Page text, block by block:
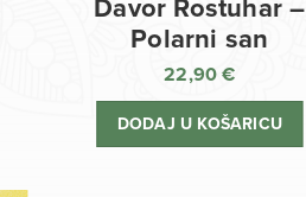
Davor Rostuhar –
Polarni san
22,90€
DODAJ U KOŠARICU